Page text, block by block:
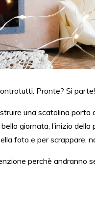
Pronte? Si
una scatolina porta
giornata, l’inizio della
foto e per scrappare,
perchè andranno